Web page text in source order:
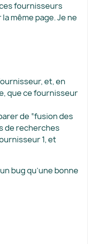
fournisseurs
même page. Je ne
et, en
que ce fournisseur
de “fusion des
de recherches
1, et
bug qu’une bonne